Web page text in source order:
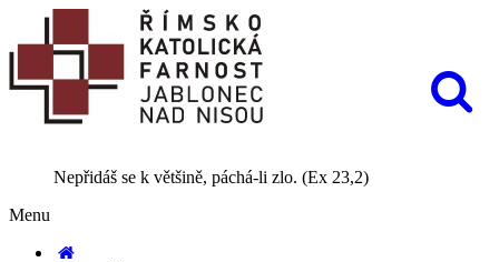
Nepřidáš se k většině, páchá-li zlo. (Ex 23,2)
Menu